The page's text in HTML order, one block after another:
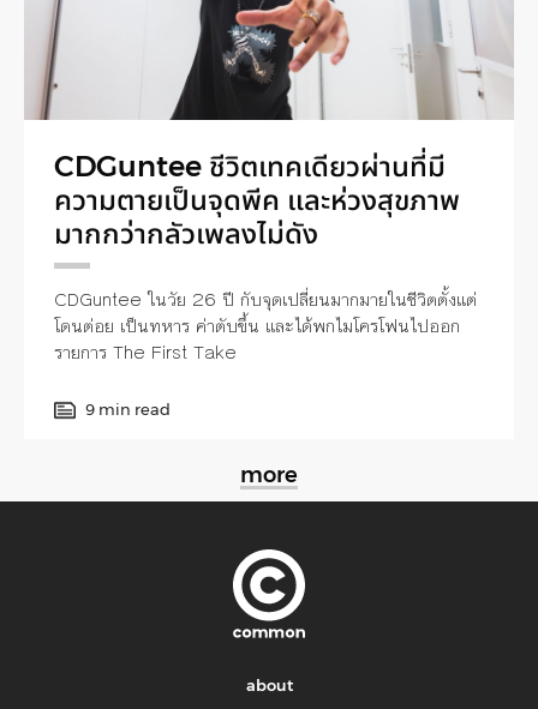
CDGuntee ชีวิตเทคเดียวผ่านที่มี
ความตายเป็นจุดพีค และห่วงสุขภาพ
มากกว่ากลัวเพลงไม่ดัง
CDGuntee ในวัย 26 ปี กับจุดเปลี่ยนมากมายในชีวิตตั้งแต่
โดนต่อย เป็นทหาร ค่าตับขึ้น และได้พกไมโครโฟนไปออก
รายการ The First Take
9 min read
more
about